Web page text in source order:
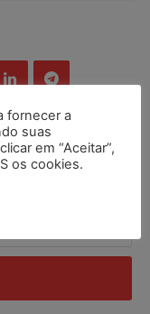
fornecer a
suas
em “Aceitar”,
os cookies.